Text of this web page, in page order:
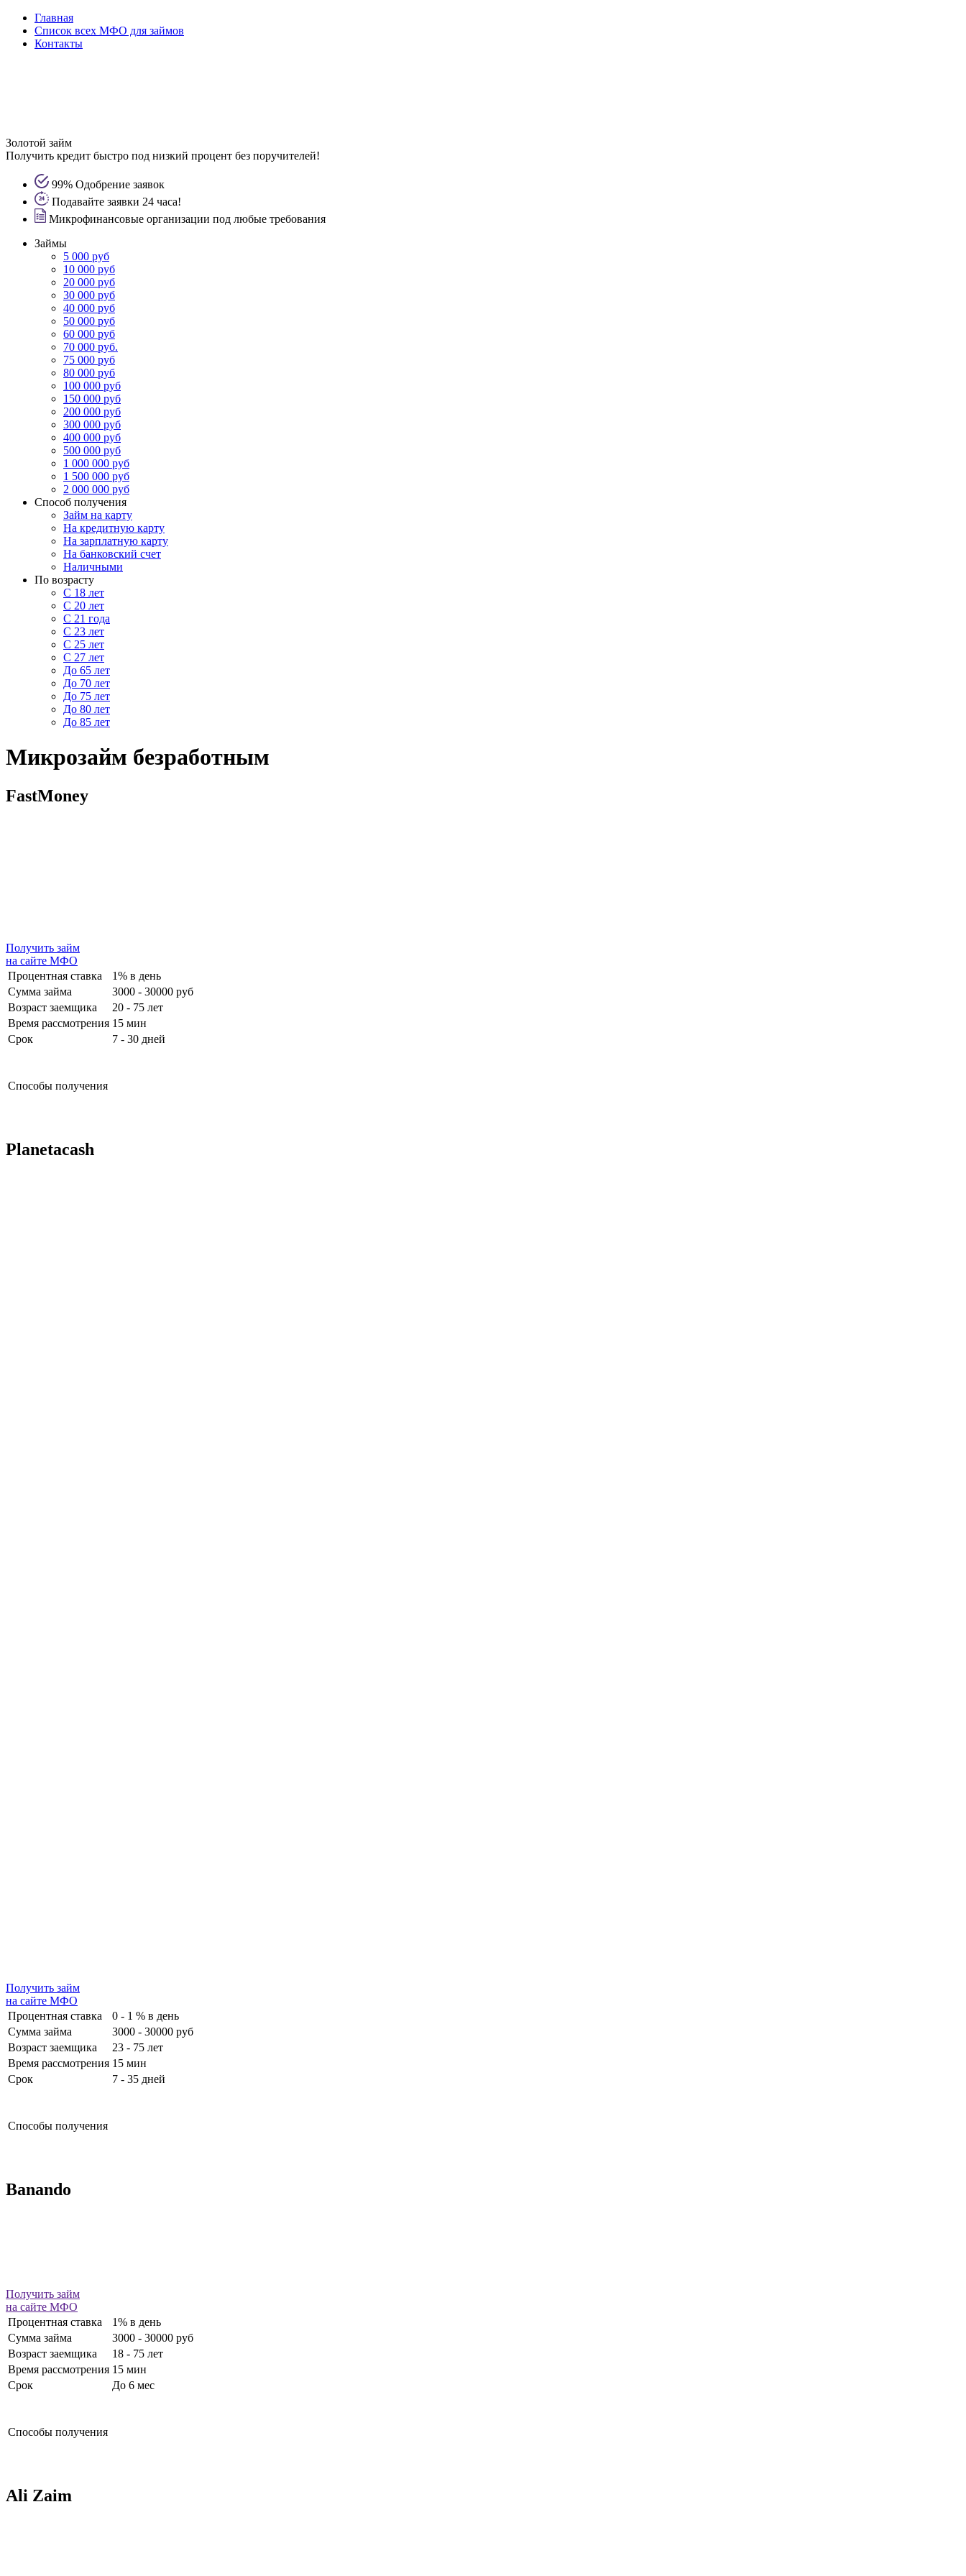
Главная
Список всех МФО для займов
Контакты
Золотой займ
Получить кредит быстро под низкий процент без поручителей!
99% Одобрение заявок
Подавайте заявки 24 часа!
Микрофинансовые организации под любые требования
Займы
5 000 руб
10 000 руб
20 000 руб
30 000 руб
40 000 руб
50 000 руб
60 000 руб
70 000 руб.
75 000 руб
80 000 руб
100 000 руб
150 000 руб
200 000 руб
300 000 руб
400 000 руб
500 000 руб
1 000 000 руб
1 500 000 руб
2 000 000 руб
Способ получения
Займ на карту
На кредитную карту
На зарплатную карту
На банковский счет
Наличными
По возрасту
С 18 лет
С 20 лет
С 21 года
С 23 лет
С 25 лет
С 27 лет
До 65 лет
До 70 лет
До 75 лет
До 80 лет
До 85 лет
Микрозайм безработным
FastMoney
Получить займ
на сайте МФО
Процентная ставка
1% в день
Сумма займа
3000 - 30000 руб
Возраст заемщика
20 - 75 лет
Время рассмотрения 15 мин
Срок
7 - 30 дней
Способы получения
Planetacash
Получить займ
на сайте МФО
Процентная ставка
0 - 1 % в день
Сумма займа
3000 - 30000 руб
Возраст заемщика
23 - 75 лет
Время рассмотрения 15 мин
Срок
7 - 35 дней
Способы получения
Banando
Получить займ
на сайте МФО
Процентная ставка
1% в день
Сумма займа
3000 - 30000 руб
Возраст заемщика
18 - 75 лет
Время рассмотрения 15 мин
Срок
До 6 мес
Способы получения
Ali Zaim